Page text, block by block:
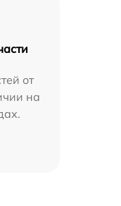
от
на